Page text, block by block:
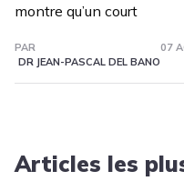
montre qu’un court
PAR
DR JEAN-PASCAL DEL BANO
07
Articles les